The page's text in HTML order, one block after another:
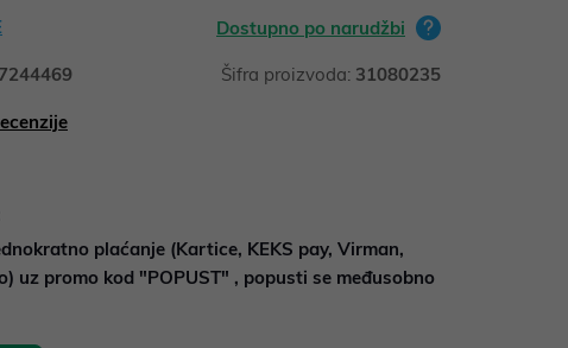
Dostupno po narudžbi
Šifra proizvoda: 31080235
plaćanje (Kartice, KEKS pay, Virman,
uz promo kod "POPUST" , popusti se međusobno